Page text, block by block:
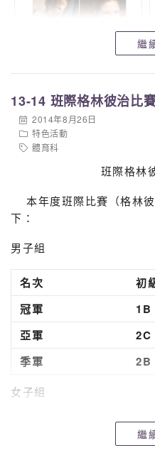
繼
13-14 班際格林彼治比
2014年8月26日
特色活動
體育科
班際格林
本年度班際比賽（格林
下：
男子組
名次 初
冠軍
1B
亞軍
2C
季軍
2B
女子組
繼